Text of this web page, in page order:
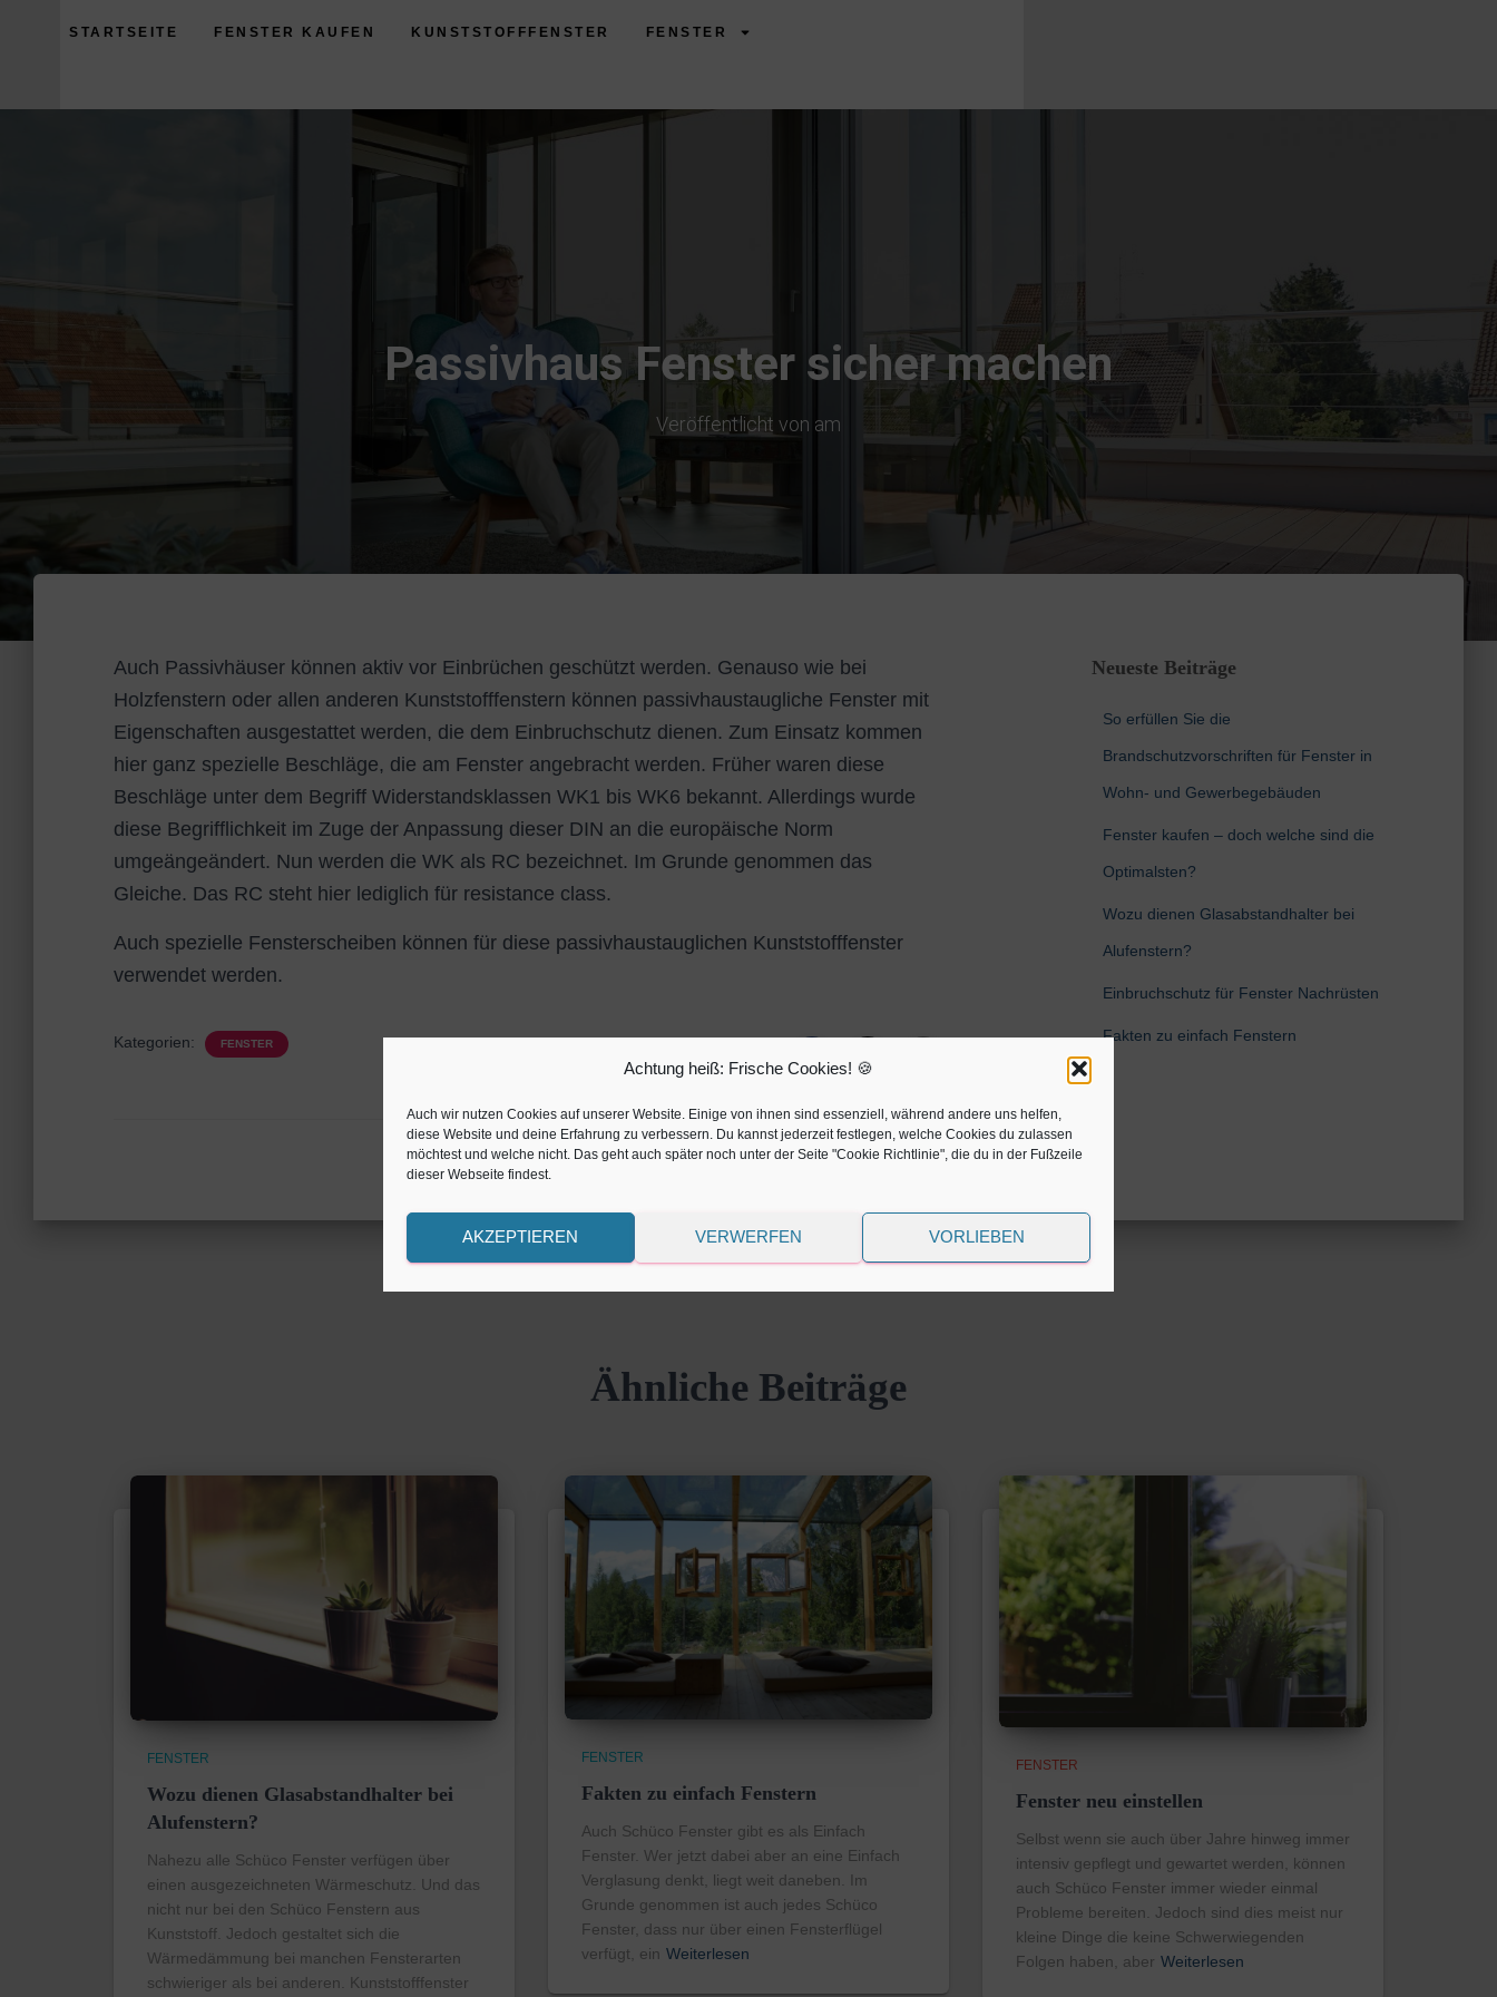
Achtung heiß: Frische Cookies! 🍪
Auch wir nutzen Cookies auf unserer Website. Einige von ihnen sind essenziell, während andere uns helfen,
diese Website und deine Erfahrung zu verbessern. Du kannst jederzeit festlegen, welche Cookies du zulassen
möchtest und welche nicht. Das geht auch später noch unter der Seite "Cookie Richtlinie", die du in der Fußzeile
dieser Webseite findest.
AKZEPTIEREN VERWERFEN VORLIEBEN
STARTSEITE FENSTER KAUFEN KUNSTSTOFFFENSTER FENSTER
Passivhaus Fenster sicher machen
Veröffentlicht von am
Auch Passivhäuser können aktiv vor Einbrüchen geschützt werden. Genauso wie bei
Holzfenstern oder allen anderen Kunststofffenstern können passivhaustaugliche Fenster mit
Eigenschaften ausgestattet werden, die dem Einbruchschutz dienen. Zum Einsatz kommen
hier ganz spezielle Beschläge, die am Fenster angebracht werden. Früher waren diese
Beschläge unter dem Begriff Widerstandsklassen WK1 bis WK6 bekannt. Allerdings wurde
diese Begrifflichkeit im Zuge der Anpassung dieser DIN an die europäische Norm
umgeängeändert. Nun werden die WK als RC bezeichnet. Im Grunde genommen das
Gleiche. Das RC steht hier lediglich für resistance class.
Auch spezielle Fensterscheiben können für diese passivhaustauglichen Kunststofffenster
verwendet werden.
Kategorien: FENSTER
Neueste Beiträge
So erfüllen Sie die
Brandschutzvorschriften für Fenster in
Wohn- und Gewerbegebäuden
Fenster kaufen – doch welche sind die
Optimalsten?
Wozu dienen Glasabstandhalter bei
Alufenstern?
Einbruchschutz für Fenster Nachrüsten
Fakten zu einfach Fenstern
Ähnliche Beiträge
FENSTER
Wozu dienen Glasabstandhalter bei
Alufenstern?
Nahezu alle Schüco Fenster verfügen über
einen ausgezeichneten Wärmeschutz. Und das
nicht nur bei den Schüco Fenstern aus
Kunststoff. Jedoch gestaltet sich die
Wärmedämmung bei manchen Fensterarten
schwieriger als bei anderen. Kunststofffenster
FENSTER
Fakten zu einfach Fenstern
Auch Schüco Fenster gibt es als Einfach
Fenster. Wer jetzt dabei aber an eine Einfach
Verglasung denkt, liegt weit daneben. Im
Grunde genommen ist auch jedes Schüco
Fenster, dass nur über einen Fensterflügel
verfügt, ein Weiterlesen
FENSTER
Fenster neu einstellen
Selbst wenn sie auch über Jahre hinweg immer
intensiv gepflegt und gewartet werden, können
auch Schüco Fenster immer wieder einmal
Probleme bereiten. Jedoch sind dies meist nur
kleine Dinge die keine Schwerwiegenden
Folgen haben, aber Weiterlesen